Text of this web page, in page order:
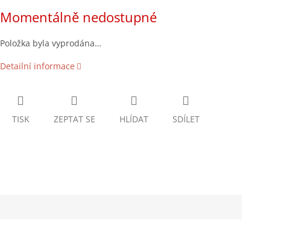
cena:
Momentálně nedostupné
Položka byla vyprodána…
Detailní informace
TISK ZEPTAT SE HLÍDAT SDÍLET